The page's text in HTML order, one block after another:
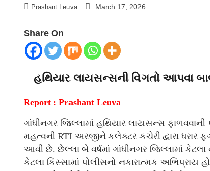
Prashant Leuva March 17, 2026
Share On
હથિયાર લાયસન્સની વિગતો આપવા
Report : Prashant Leuva
ગાંધીનગર જિલ્લામાં હથિયાર લાયસન્સ ફાળવવાની
મહત્વની RTI અરજીને કલેક્ટર કચેરી દ્વારા ધરાર
આવી છે. છેલ્લા બે વર્ષમાં ગાંધીનગર જિલ્લામાં
કેટલા કિસ્સામાં પોલીસનો નકારાત્મક અભિપ્રાય